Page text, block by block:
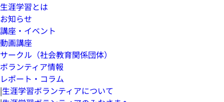
生涯学習とは
お知らせ
講座・イベント
動画講座
サークル（社会教育関係団体）
ボランティア情報
レポート・コラム
|生涯学習ボランティアについて